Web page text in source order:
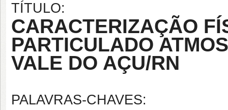
TÍTULO:
CARACTERIZAÇÃO
PARTICULADO
VALE DO AÇU/RN
PALAVRAS-CHAVES: